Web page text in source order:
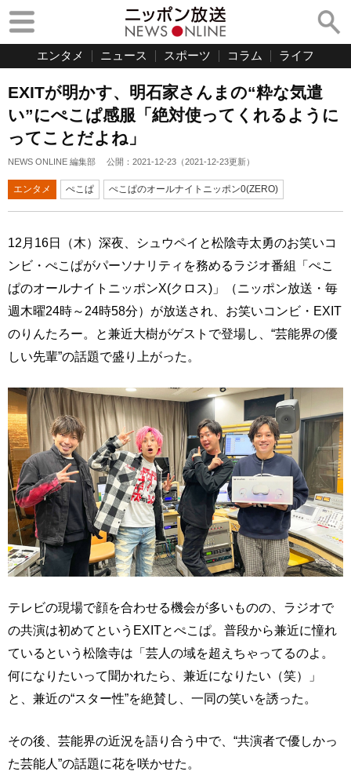
エンタメ ニュース スポーツ コラム ライフ
EXITが明かす、明石家さんまの“粋な気遣
い”にぺこぱ感服「絶対使ってくれるように
ってことだよね」
NEWS ONLINE 編集部 公開： 2021-12-23 （2021-12-23更新）
エンタメ ぺこぱ ぺこぱのオールナイトニッポン0(ZERO)
12月16日（木）深夜、シュウペイと松陰寺太勇のお笑いコ
ンビ・ぺこぱがパーソナリティを務めるラジオ番組「ぺこ
ぱのオールナイトニッポンX(クロス)」（ニッポン放送・毎
週木曜24時～24時58分）が放送され、お笑いコンビ・EXIT
のりんたろー。と兼近大樹がゲストで登場し、“芸能界の優
しい先輩”の話題で盛り上がった。
テレビの現場で顔を合わせる機会が多いものの、ラジオで
の共演は初めてというEXITとぺこぱ。普段から兼近に憧れ
ているという松陰寺は「芸人の域を超えちゃってるのよ。
何になりたいって聞かれたら、兼近になりたい（笑）」
と、兼近の“スター性”を絶賛し、一同の笑いを誘った。
その後、芸能界の近況を語り合う中で、“共演者で優しかっ
た芸能人”の話題に花を咲かせた。